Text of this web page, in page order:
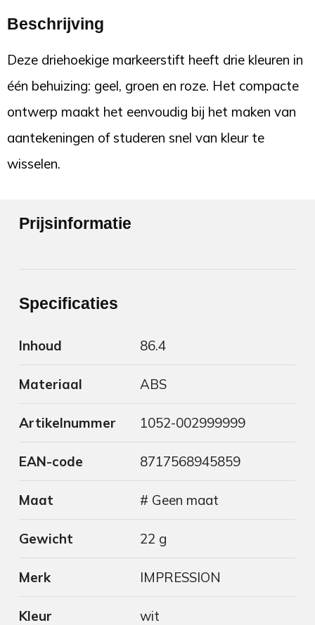
Beschrijving
Deze driehoekige markeerstift heeft drie kleuren in
één behuizing: geel, groen en roze. Het compacte
ontwerp maakt het eenvoudig bij het maken van
aantekeningen of studeren snel van kleur te
wisselen.
Prijsinformatie
Specificaties
Inhoud 86.4
Materiaal ABS
Artikelnummer 1052-002999999
EAN-code 8717568945859
Maat # Geen maat
Gewicht 22 g
Merk IMPRESSION
Kleur wit